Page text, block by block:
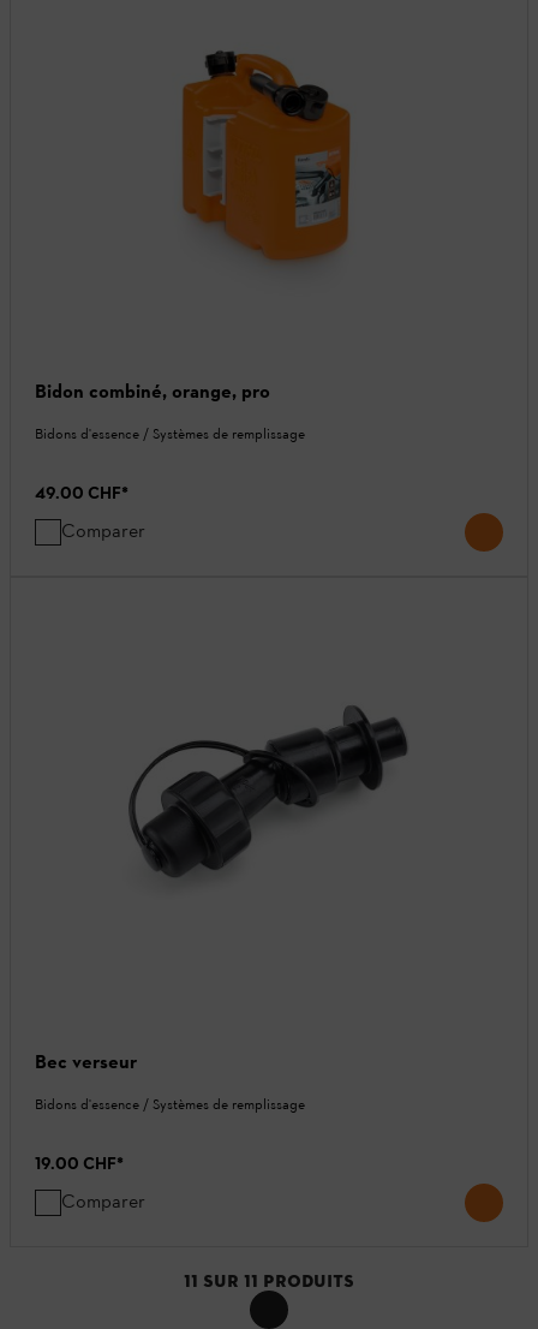
Bidon combiné, orange, pro
Bidons d'essence / Systèmes de remplissage
49.00 CHF*
Comparer
Bec verseur
Bidons d'essence / Systèmes de remplissage
19.00 CHF*
Comparer
11 SUR 11 PRODUITS